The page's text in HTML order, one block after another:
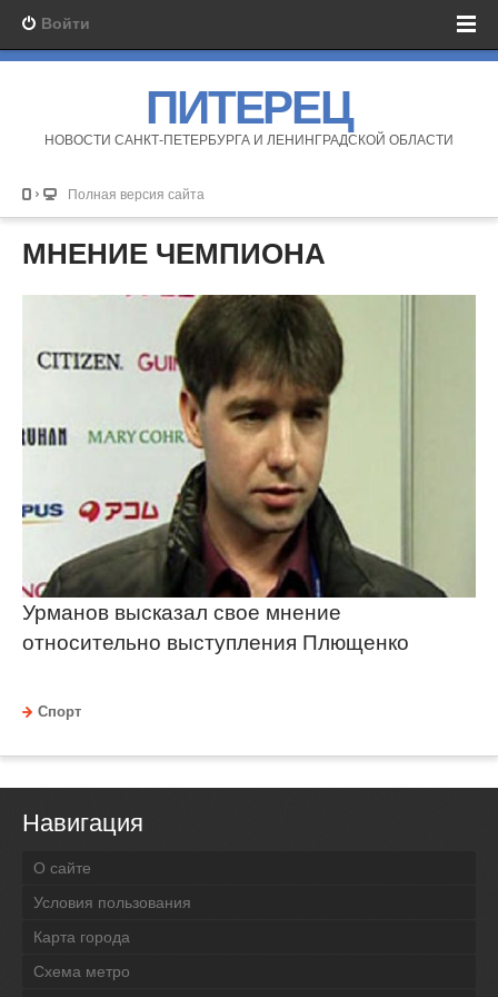
Войти
ПИТЕРЕЦ
НОВОСТИ САНКТ-ПЕТЕРБУРГА И ЛЕНИНГРАДСКОЙ ОБЛАСТИ
Полная версия сайта
МНЕНИЕ ЧЕМПИОНА
Урманов высказал свое мнение
относительно выступления Плющенко
Спорт
Навигация
О сайте
Условия пользования
Карта города
Схема метро